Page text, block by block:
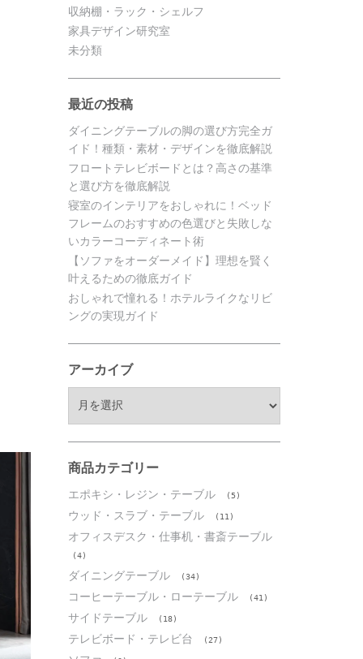
収納棚・ラック・シェルフ
家具デザイン研究室
未分類
最近の投稿
ダイニングテーブルの脚の選び方完全ガ
イド！種類・素材・デザインを徹底解説
フロートテレビボードとは？高さの基準
と選び方を徹底解説
寝室のインテリアをおしゃれに！ベッド
フレームのおすすめの色選びと失敗しな
いカラーコーディネート術
【ソファをオーダーメイド】理想を賢く
叶えるための徹底ガイド
おしゃれで憧れる！ホテルライクなリビ
ングの実現ガイド
アーカイブ
ブ
商品カテゴリー
エポキシ・レジン・テーブル (5)
ウッド・スラブ・テーブル (11)
オフィスデスク・仕事机・書斎テーブル
(4)
ダイニングテーブル (34)
コーヒーテーブル・ローテーブル (41)
サイドテーブル (18)
テレビボード・テレビ台 (27)